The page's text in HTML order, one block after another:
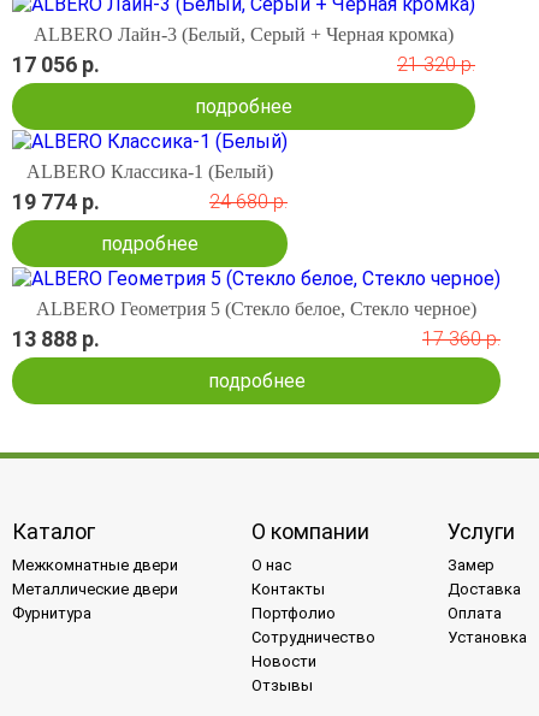
ALBERO Лайн-3 (Белый, Серый + Черная кромка)
17 056 р.
21 320 р.
подробнее
ALBERO Классика-1 (Белый)
19 774 р.
24 680 р.
подробнее
ALBERO Геометрия 5 (Стекло белое, Стекло черное)
13 888 р.
17 360 р.
подробнее
Каталог
Межкомнатные двери
Металлические двери
Фурнитура
О компании
О нас
Контакты
Портфолио
Сотрудничество
Новости
Отзывы
Услуги
Замер
Доставка
Оплата
Установка